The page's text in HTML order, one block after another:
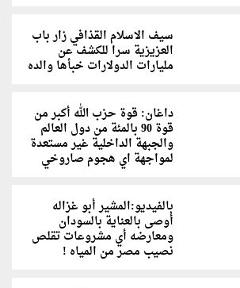
سيف الاسلام القذافي زار باب
العزيزية سرا للكشف عن
مليارات الدولارات خبأها والده
داغان: قوة حزب الله أكبر من
قوة 90 بالمئة من دول العالم
والجبهة الداخلية غير مستعدة
لمواجهة اي هجوم صاروخي
بالفيديو:المشير أبو غزاله
أوصى بالعناية بالسودان
ومعارضه أي مشروعات تقلص
نصيب مصر من المياه !